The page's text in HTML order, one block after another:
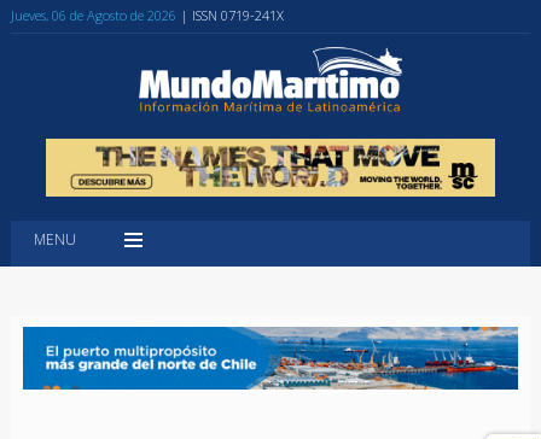
Jueves, 06 de Agosto de 2026 | ISSN 0719-241X
MENU